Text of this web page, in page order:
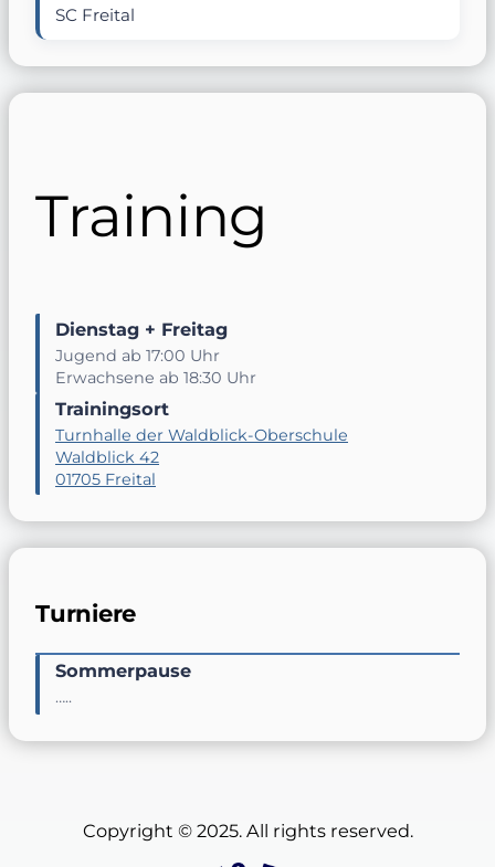
SC Freital
Training
Dienstag + Freitag
Jugend ab 17:00 Uhr
Erwachsene ab 18:30 Uhr
Trainingsort
Turnhalle der Waldblick-Oberschule
Waldblick 42
01705 Freital
Turniere
Sommerpause
…..
Copyright © 2025. All rights reserved.